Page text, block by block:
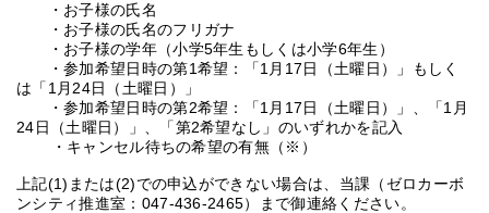
・お子様の氏名
・お子様の氏名のフリガナ
・お子様の学年（小学5年生もしくは小学6年生）
・参加希望日時の第1希望：「1月17日（土曜日）」もしく
は「1月24日（土曜日）」
・参加希望日時の第2希望：「1月17日（土曜日）」、「1月
24日（土曜日）」、「第2希望なし」のいずれかを記入
・キャンセル待ちの希望の有無（※）
上記(1)または(2)での申込ができない場合は、当課（ゼロカーボ
ンシティ推進室：047-436-2465）まで御連絡ください。